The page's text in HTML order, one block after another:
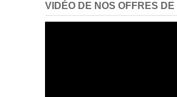
VIDÉO DE NOS OFFRES